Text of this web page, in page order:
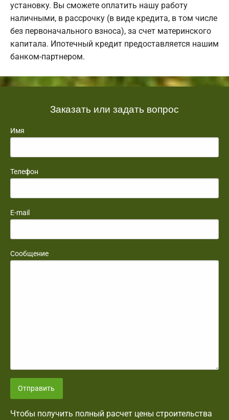
установку. Вы сможете оплатить нашу работу
наличными, в рассрочку (в виде кредита, в том числе
без первоначального взноса), за счет материнского
капитала. Ипотечный кредит предоставляется нашим
банком-партнером.
Заказать или задать вопрос
Имя
Телефон
E-mail
Сообщение
Отправить
Чтобы получить полный расчет цены строительства